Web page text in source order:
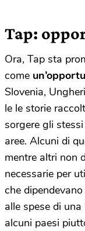
Tap:
Ora, Tap sta
come
Slovenia,
le le storie
sorgere gli
aree. Alcuni di
mentre altri non
necessarie per
che
alle spese di
alcuni paesi